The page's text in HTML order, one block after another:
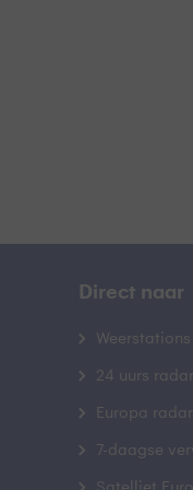
Direct naar
Weerstations
24 uurs radar
Europa radar
7-daagse